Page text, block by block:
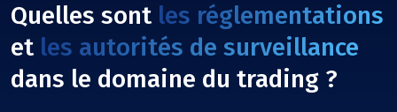
Quelles sont les réglementations
et les autorités de surveillance
dans le domaine du trading ?